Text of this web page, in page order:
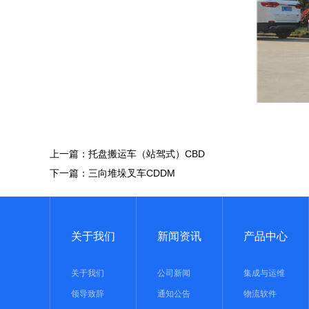
上一篇： 托盘搬运车（站驾式）CBD
下一篇： 三向堆垛叉车CDDM
关于我们
关于我们
领导致辞
新闻资讯
公司新闻
通知公告
产品中心
集成与运维
物流软件